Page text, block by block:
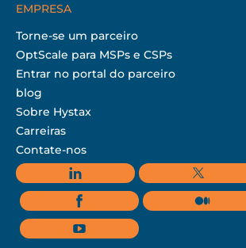
EMPRESA
Torne-se um parceiro
OptScale para MSPs e CSPs
Entrar no portal do parceiro
blog
Sobre Hystax
Carreiras
Contate-nos